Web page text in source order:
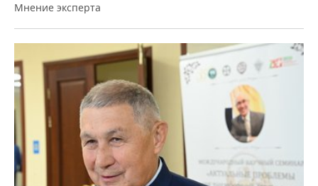
Мнение эксперта